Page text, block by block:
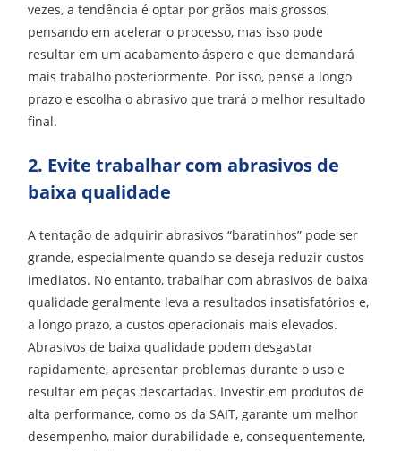
vezes, a tendência é optar por grãos mais grossos,
pensando em acelerar o processo, mas isso pode
resultar em um acabamento áspero e que demandará
mais trabalho posteriormente. Por isso, pense a longo
prazo e escolha o abrasivo que trará o melhor resultado
final.
2. Evite trabalhar com abrasivos de
baixa qualidade
A tentação de adquirir abrasivos “baratinhos” pode ser
grande, especialmente quando se deseja reduzir custos
imediatos. No entanto, trabalhar com abrasivos de baixa
qualidade geralmente leva a resultados insatisfatórios e,
a longo prazo, a custos operacionais mais elevados.
Abrasivos de baixa qualidade podem desgastar
rapidamente, apresentar problemas durante o uso e
resultar em peças descartadas. Investir em produtos de
alta performance, como os da SAIT, garante um melhor
desempenho, maior durabilidade e, consequentemente,